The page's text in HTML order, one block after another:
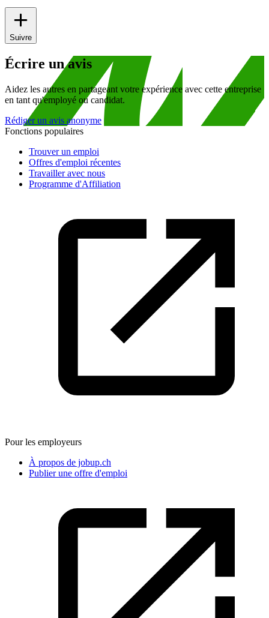
Suivre
Écrire un avis
Aidez les autres en partageant votre expérience avec cette entreprise
en tant qu'employé ou candidat.
Rédiger un avis anonyme
Fonctions populaires
Trouver un emploi
Offres d'emploi récentes
Travailler avec nous
Programme d'Affiliation
Pour les employeurs
À propos de jobup.ch
Publier une offre d'emploi